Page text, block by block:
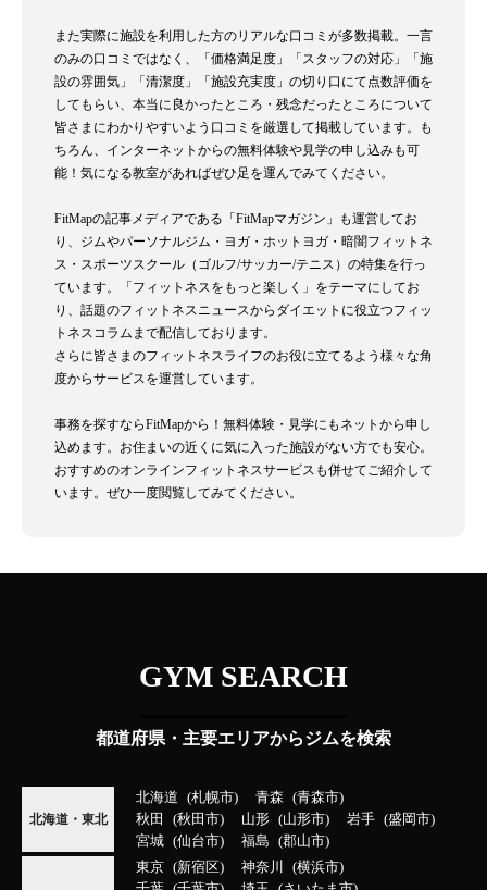
また実際に施設を利用した方のリアルな口コミが多数掲載。一言
のみの口コミではなく、「価格満足度」「スタッフの対応」「施
設の雰囲気」「清潔度」「施設充実度」の切り口にて点数評価を
してもらい、本当に良かったところ・残念だったところについて
皆さまにわかりやすいよう口コミを厳選して掲載しています。も
ちろん、インターネットからの無料体験や見学の申し込みも可
能！気になる教室があればぜひ足を運んでみてください。
FitMapの記事メディアである「FitMapマガジン」も運営してお
り、ジムやパーソナルジム・ヨガ・ホットヨガ・暗闇フィットネ
ス・スポーツスクール（ゴルフ/サッカー/テニス）の特集を行っ
ています。「フィットネスをもっと楽しく」をテーマにしてお
り、話題のフィットネスニュースからダイエットに役立つフィッ
トネスコラムまで配信しております。
さらに皆さまのフィットネスライフのお役に立てるよう様々な角
度からサービスを運営しています。
事務を探すならFitMapから！無料体験・見学にもネットから申し
込めます。お住まいの近くに気に入った施設がない方でも安心。
おすすめのオンラインフィットネスサービスも併せてご紹介して
います。ぜひ一度閲覧してみてください。
GYM SEARCH
都道府県・主要エリアからジムを検索
北海道・東北
北海道 札幌市 青森
青森市
秋田
秋田市 山形 山形市 岩手
盛岡市
宮城
仙台市 福島 郡山市
東京 新宿区 神奈川
横浜市